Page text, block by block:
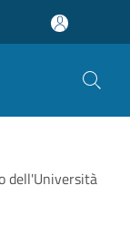
dell'Università